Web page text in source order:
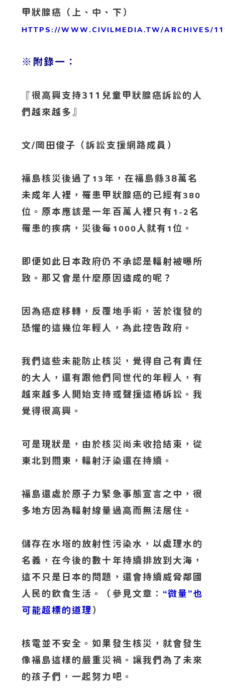
甲狀腺癌（上、中、下）
HTTPS://WWW.CIVILMEDIA.TW/ARCHIVES/
※附錄一：
『很高興支持311兒童甲狀腺癌訴訟的人
們越來越多』
文/岡田俊子（訴訟支援網路成員）
福島核災後過了 13 年，在福島縣38萬名
未成年人裡，罹患甲狀腺癌的已經有380
位。原本應該是一年百萬人裡只有 1-2 名
罹患的疾病，災後每 1000 人就有 1 位。
即便如此日本政府仍不承認是輻射被曝所
致。那又會是什麼原因造成的呢？
因為癌症移轉，反覆地手術，苦於復發的
恐懼的這幾位年輕人，為此控告政府。
我們這些未能防止核災，覺得自己有責任
的大人，還有跟他們同世代的年輕人，有
越來越多人開始支持或聲援這樁訴訟。我
覺得很高興。
可是現狀是，由於核災尚未收拾結束，從
東北到關東，輻射汙染還在持續。
福島還處於原子力緊急事態宣言之中，很
多地方因為輻射線量過高而無法居住。
儲存在水塔的放射性污染水，以處理水的
名義，在今後的數十年持續排放到大海，
這不只是日本的問題，還會持續威脅鄰國
人民的飲食生活。（參見文章： “微量”也
可能超標的道理 ）
核電並不安全。如果發生核災，就會發生
像福島這樣的嚴重災禍。讓我們為了未來
的孩子們，一起努力吧。